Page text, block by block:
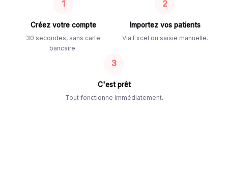
1
Créez votre compte
30 secondes, sans carte
bancaire.
2
Importez vos patients
Via Excel ou saisie manuelle.
3
C'est prêt
Tout fonctionne immédiatement.